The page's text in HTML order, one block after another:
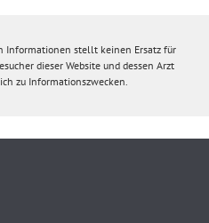
Informationen stellt keinen Ersatz für
dieser Website und dessen Arzt
zu Informationszwecken.